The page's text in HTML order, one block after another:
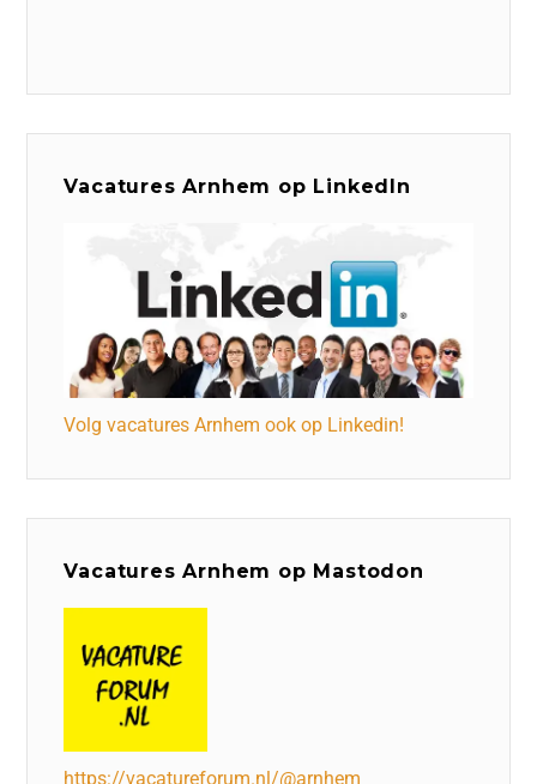
Vacatures Arnhem op LinkedIn
Volg vacatures Arnhem ook op Linkedin!
Vacatures Arnhem op Mastodon
https://vacatureforum.nl/@arnhem